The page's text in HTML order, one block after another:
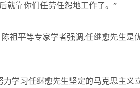
就靠你们任劳任怨地工作了。”
祖平等专家学者强调 ,任继愈先生是
力学习任继愈先生坚定的马克思主义